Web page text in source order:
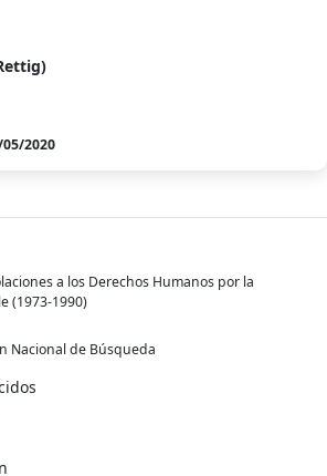
2020
a los Derechos Humanos por la
(1973-1990)
Nacional de Búsqueda